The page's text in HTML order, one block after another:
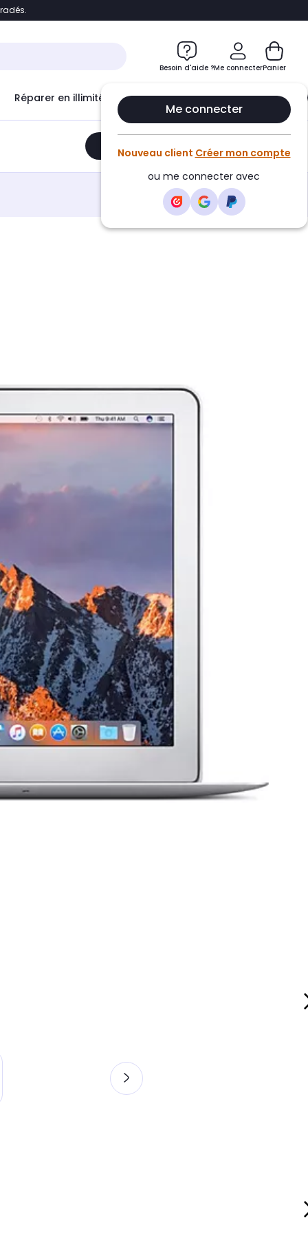
Accéder directement au chatbot
Besoin d'aide ?Me connecter
Me connecter
Nouveau client Créer mon compte
ou me connecter avec
Panier
Réparer en illimité avec Le Club Infinity
Ajouter au panier •